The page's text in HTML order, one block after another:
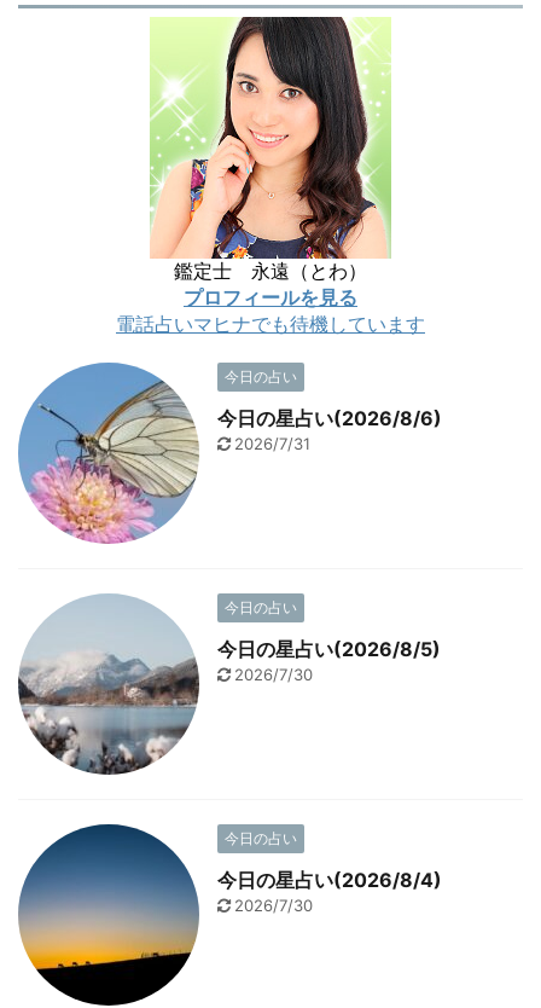
鑑定士 永遠（とわ）
プロフィールを見る
電話占いマヒナでも待機しています
今日の占い
今日の星占い(2026/8/6)
2026/7/31
今日の占い
今日の星占い(2026/8/5)
2026/7/30
今日の占い
今日の星占い(2026/8/4)
2026/7/30